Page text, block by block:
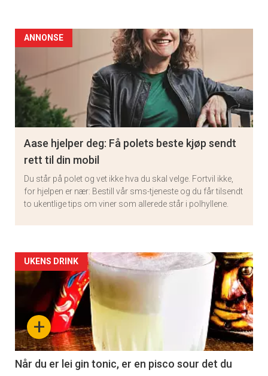
ANNONSE
Aase hjelper deg: Få polets beste kjøp sendt
rett til din mobil
Du står på polet og vet ikke hva du skal velge. Fortvil ikke,
for hjelpen er nær: Bestill vår sms-tjeneste og du får tilsendt
to ukentlige tips om viner som allerede står i polhyllene.
Artikler
detail
section
11
+
UKENS DRINK
Når du er lei gin tonic, er en pisco sour det du